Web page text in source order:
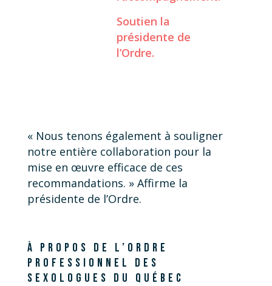
Soutien la
présidente de
l’Ordre.
« Nous tenons également à souligner
notre entière collaboration pour la
mise en œuvre efficace de ces
recommandations. » Affirme la
présidente de l’Ordre.
À PROPOS DE L’ORDRE
PROFESSIONNEL DES
SEXOLOGUES DU QUÉBEC